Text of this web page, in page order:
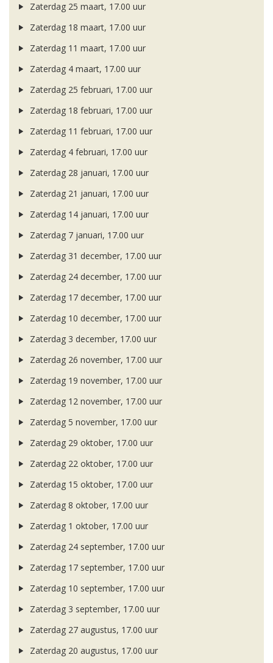
Zaterdag 25 maart, 17.00 uur
Zaterdag 18 maart, 17.00 uur
Zaterdag 11 maart, 17.00 uur
Zaterdag 4 maart, 17.00 uur
Zaterdag 25 februari, 17.00 uur
Zaterdag 18 februari, 17.00 uur
Zaterdag 11 februari, 17.00 uur
Zaterdag 4 februari, 17.00 uur
Zaterdag 28 januari, 17.00 uur
Zaterdag 21 januari, 17.00 uur
Zaterdag 14 januari, 17.00 uur
Zaterdag 7 januari, 17.00 uur
Zaterdag 31 december, 17.00 uur
Zaterdag 24 december, 17.00 uur
Zaterdag 17 december, 17.00 uur
Zaterdag 10 december, 17.00 uur
Zaterdag 3 december, 17.00 uur
Zaterdag 26 november, 17.00 uur
Zaterdag 19 november, 17.00 uur
Zaterdag 12 november, 17.00 uur
Zaterdag 5 november, 17.00 uur
Zaterdag 29 oktober, 17.00 uur
Zaterdag 22 oktober, 17.00 uur
Zaterdag 15 oktober, 17.00 uur
Zaterdag 8 oktober, 17.00 uur
Zaterdag 1 oktober, 17.00 uur
Zaterdag 24 september, 17.00 uur
Zaterdag 17 september, 17.00 uur
Zaterdag 10 september, 17.00 uur
Zaterdag 3 september, 17.00 uur
Zaterdag 27 augustus, 17.00 uur
Zaterdag 20 augustus, 17.00 uur